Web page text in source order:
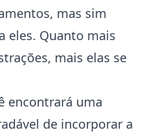
mas sim
eles. Quanto mais
mais elas se
encontrará uma
de incorporar a